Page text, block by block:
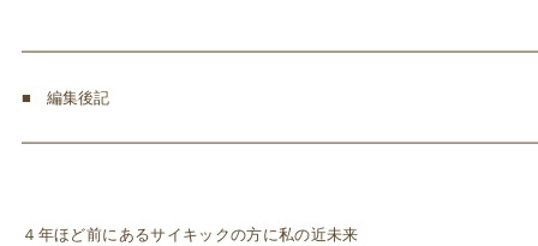
■ 編集後記
４年ほど前にあるサイキックの方に私の近未来